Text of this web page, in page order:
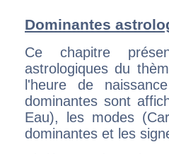
Dominantes
Ce chapitre
astrologiques du
l'heure de
dominantes sont
Eau), les modes
dominantes et les